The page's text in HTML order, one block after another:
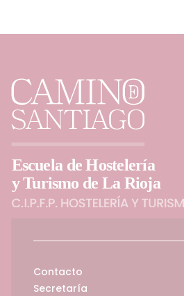
Contacto
Secretaría